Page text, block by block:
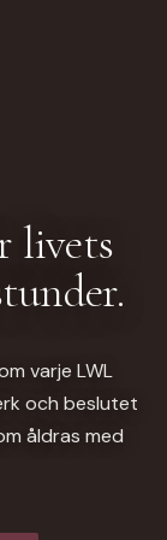
livets
varje LWL
och beslutet
åldras med